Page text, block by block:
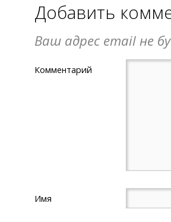
Добавить
Ваш адрес email не
Комментарий
Имя